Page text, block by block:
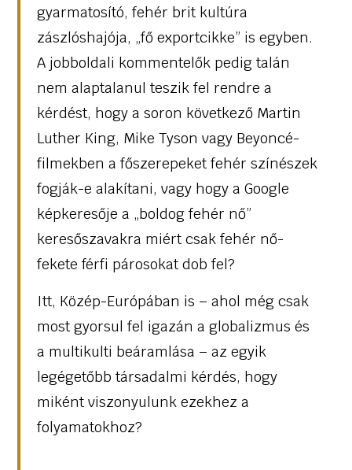
gyarmatosító, fehér brit kultúra
zászlóshajója, „fő exportcikke” is egyben.
A jobboldali kommentelők pedig talán
nem alaptalanul teszik fel rendre a
kérdést, hogy a soron következő Martin
Luther King, Mike Tyson vagy Beyoncé-
filmekben a főszerepeket fehér színészek
fogják-e alakítani, vagy hogy a Google
képkeresője a „boldog fehér nő”
keresőszavakra miért csak fehér nő-
fekete férfi párosokat dob fel?
Itt, Közép-Európában is – ahol még csak
most gyorsul fel igazán a globalizmus és
a multikulti beáramlása – az egyik
legégetőbb társadalmi kérdés, hogy
miként viszonyulunk ezekhez a
folyamatokhoz?